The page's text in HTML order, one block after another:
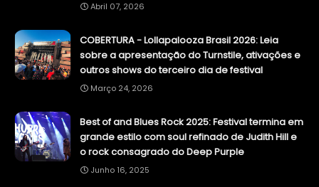
Abril 07, 2026
COBERTURA - Lollapalooza Brasil 2026: Leia
sobre a apresentação do Turnstile, ativações e
outros shows do terceiro dia de festival
Março 24, 2026
Best of and Blues Rock 2025: Festival termina em
grande estilo com soul refinado de Judith Hill e
o rock consagrado do Deep Purple
Junho 16, 2025